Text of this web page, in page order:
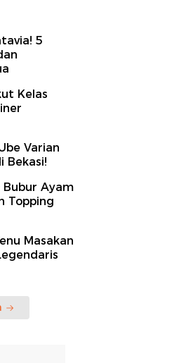
5
Kelas
Varian
Bekasi!
Bubur Ayam
Topping
Masakan